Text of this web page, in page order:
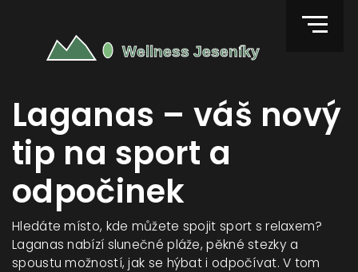
Laganas – váš nový
tip na sport a
odpočinek
Hledáte místo, kde můžete spojit sport s relaxem?
Laganas nabízí slunečné pláže, pěkné stezky a
spoustu možností, jak se hýbat i odpočívat. V tom